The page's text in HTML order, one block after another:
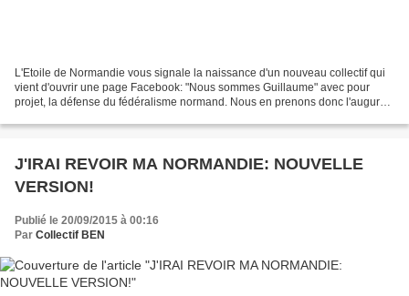
L'Etoile de Normandie vous signale la naissance d'un nouveau collectif qui
vient d'ouvrir une page Facebook: "Nous sommes Guillaume" avec pour
projet, la défense du fédéralisme normand. Nous en prenons donc l'augure
J'IRAI REVOIR MA NORMANDIE: NOUVELLE
VERSION!
Publié le 20/09/2015 à 00:16
Par Collectif BEN